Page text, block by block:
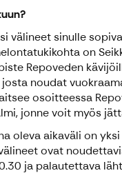
välineet sinulle
on
Repoveden
noudat
osoitteessa
jonne voit myös
oleva aikaväli on
ovat
ja palautettava